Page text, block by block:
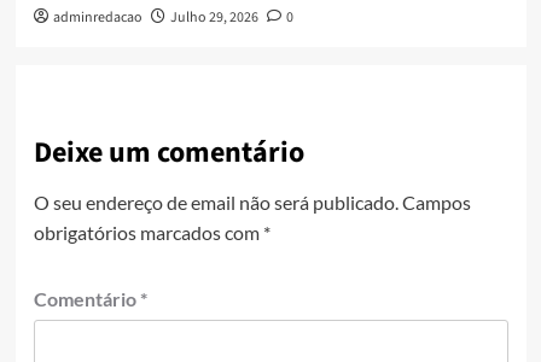
adminredacao Julho 29, 2026 0
Deixe um comentário
O seu endereço de email não será publicado.Campos
obrigatórios marcados com *
Comentário *